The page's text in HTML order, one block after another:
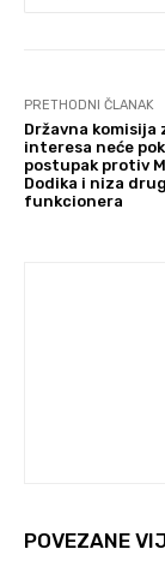
PRETHODNI ČLANAK
Državna komisija
interesa neće
postupak protiv
Dodika i niza
funkcionera
POVEZANE